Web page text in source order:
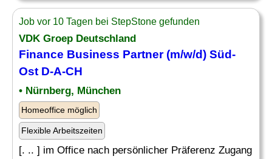
Job vor 10 Tagen bei StepStone gefunden
VDK Groep Deutschland
Finance Business Partner (m/w/d) Süd-
Ost D-A-CH
• Nürnberg, München
Homeoffice möglich
Flexible Arbeitszeiten
[. .. ] im Office nach persönlicher Präferenz Zugang